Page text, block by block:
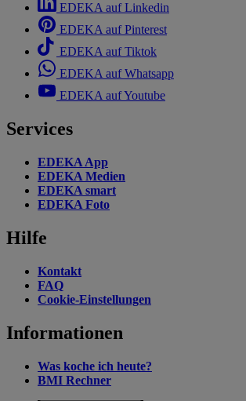
EDEKA auf Linkedin
EDEKA auf Pinterest
EDEKA auf Tiktok
EDEKA auf Whatsapp
EDEKA auf Youtube
Services
EDEKA App
EDEKA Medien
EDEKA smart
EDEKA Foto
Hilfe
Kontakt
FAQ
Cookie-Einstellungen
Informationen
Was koche ich heute?
BMI Rechner